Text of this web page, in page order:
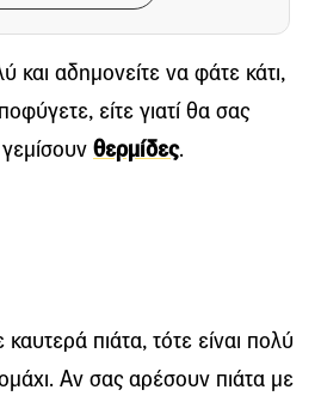
και αδημονείτε να φάτε κάτι,
είτε γιατί θα σας
θερμίδες.
πιάτα, τότε είναι πολύ
Αν σας αρέσουν πιάτα με